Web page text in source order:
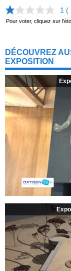
1 (
Pour voter, cliquez sur
DÉCOUVREZ
EXPOSITION